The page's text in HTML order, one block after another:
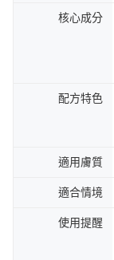
核心成分
配方特色
適用膚質
適合情境
使用提醒